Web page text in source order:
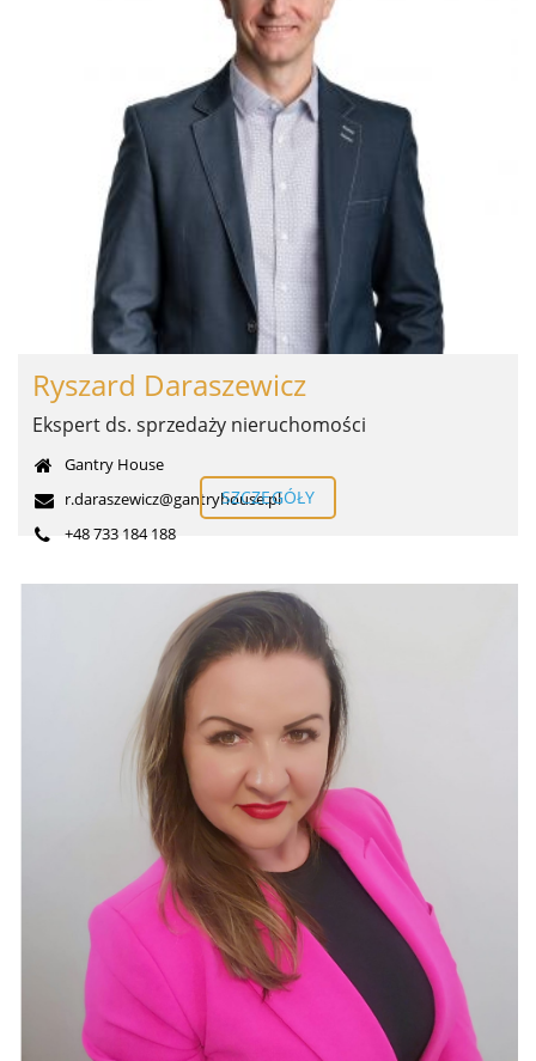
Ryszard Daraszewicz
Ekspert ds. sprzedaży nieruchomości
Gantry House
r.daraszewicz@gantryhouse.pl
+48 733 184 188
SZCZEGÓŁY